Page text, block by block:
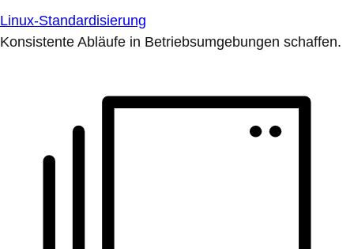
Linux-Standardisierung
Konsistente Abläufe in Betriebsumgebungen schaffen.